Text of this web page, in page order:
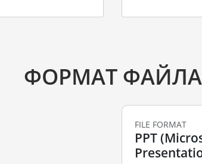
ФОРМАТ ФАЙЛА
FILE FORMAT
PPT